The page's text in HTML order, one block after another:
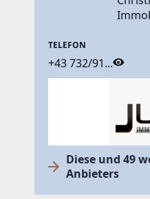
TELEFON
+43 732/91...
Diese und 49
Anbieters